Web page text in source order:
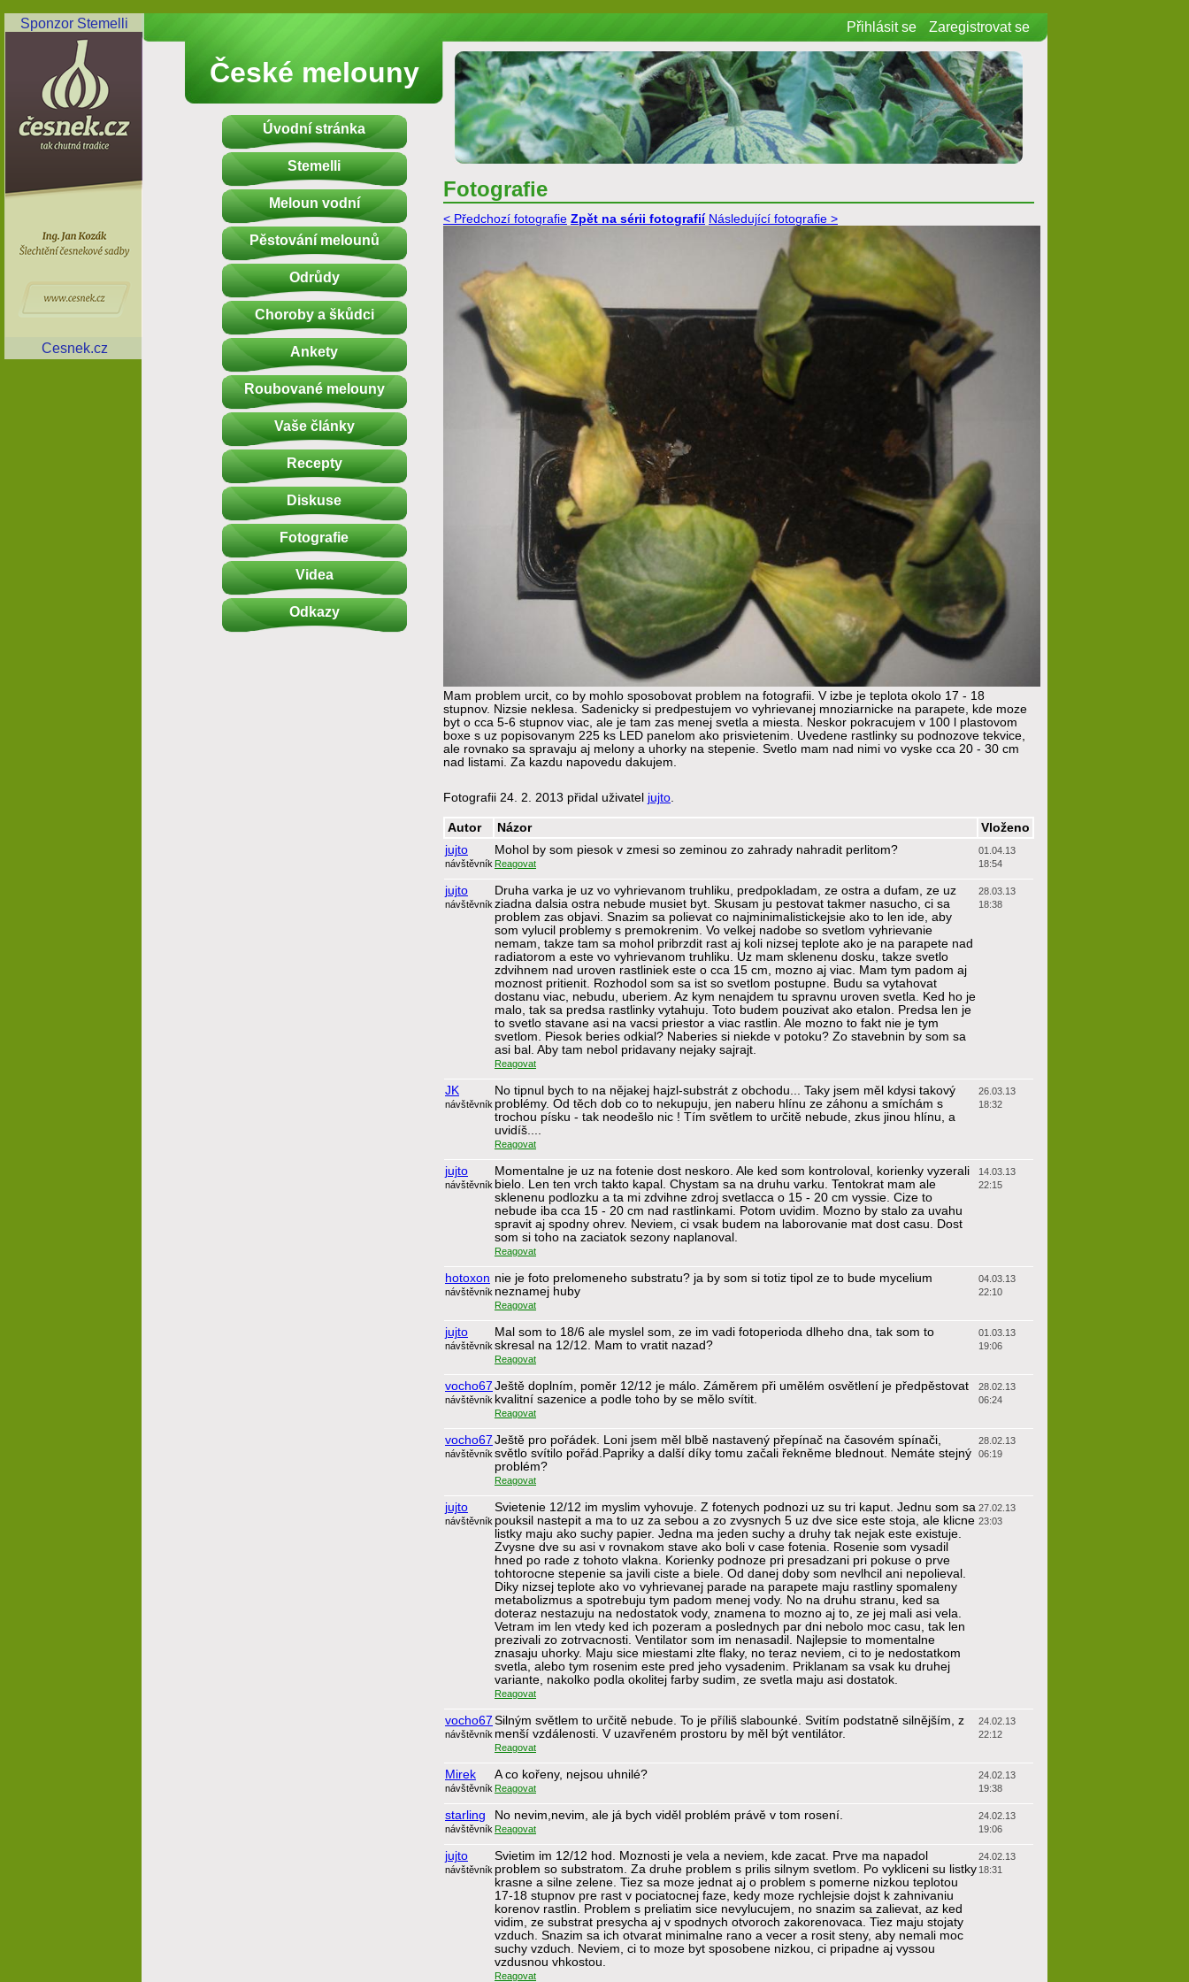
České melouny
Přihlásit se Zaregistrovat se
Úvodní stránka
Stemelli
Meloun vodní
Pěstování melounů
Odrůdy
Choroby a škůdci
Ankety
Roubované melouny
Vaše články
Recepty
Diskuse
Fotografie
Videa
Odkazy
Sponzor Stemelli
Cesnek.cz
Fotografie
< Předchozí fotografie Zpět na sérii fotografií Následující fotografie >
Mam problem urcit, co by mohlo sposobovat problem na fotografii. V izbe je teplota okolo 17 - 18
stupnov. Nizsie neklesa. Sadenicky si predpestujem vo vyhrievanej mnoziarnicke na parapete, kde moze
byt o cca 5-6 stupnov viac, ale je tam zas menej svetla a miesta. Neskor pokracujem v 100 l plastovom
boxe s uz popisovanym 225 ks LED panelom ako prisvietenim. Uvedene rastlinky su podnozove tekvice,
ale rovnako sa spravaju aj melony a uhorky na stepenie. Svetlo mam nad nimi vo vyske cca 20 - 30 cm
nad listami. Za kazdu napovedu dakujem.
Fotografii 24. 2. 2013 přidal uživatel jujto.
Autor Názor
Vloženo
jujto
návštěvník
Mohol by som piesok v zmesi so zeminou zo zahrady nahradit perlitom?
Reagovat
01.04.13
18:54
jujto
návštěvník
Druha varka je uz vo vyhrievanom truhliku, predpokladam, ze ostra a dufam, ze uz
ziadna dalsia ostra nebude musiet byt. Skusam ju pestovat takmer nasucho, ci sa
problem zas objavi. Snazim sa polievat co najminimalistickejsie ako to len ide, aby
som vylucil problemy s premokrenim. Vo velkej nadobe so svetlom vyhrievanie
nemam, takze tam sa mohol pribrzdit rast aj koli nizsej teplote ako je na parapete nad
radiatorom a este vo vyhrievanom truhliku. Uz mam sklenenu dosku, takze svetlo
zdvihnem nad uroven rastliniek este o cca 15 cm, mozno aj viac. Mam tym padom aj
moznost pritienit. Rozhodol som sa ist so svetlom postupne. Budu sa vytahovat
dostanu viac, nebudu, uberiem. Az kym nenajdem tu spravnu uroven svetla. Ked ho je
malo, tak sa predsa rastlinky vytahuju. Toto budem pouzivat ako etalon. Predsa len je
to svetlo stavane asi na vacsi priestor a viac rastlin. Ale mozno to fakt nie je tym
svetlom. Piesok beries odkial? Naberies si niekde v potoku? Zo stavebnin by som sa
asi bal. Aby tam nebol pridavany nejaky sajrajt.
Reagovat
28.03.13
18:38
JK
návštěvník
No tipnul bych to na nějakej hajzl-substrát z obchodu... Taky jsem měl kdysi takový
problémy. Od těch dob co to nekupuju, jen naberu hlínu ze záhonu a smíchám s
trochou písku - tak neodešlo nic ! Tím světlem to určitě nebude, zkus jinou hlínu, a
uvidíš....
Reagovat
26.03.13
18:32
jujto
návštěvník
Momentalne je uz na fotenie dost neskoro. Ale ked som kontroloval, korienky vyzerali
bielo. Len ten vrch takto kapal. Chystam sa na druhu varku. Tentokrat mam ale
sklenenu podlozku a ta mi zdvihne zdroj svetlacca o 15 - 20 cm vyssie. Cize to
nebude iba cca 15 - 20 cm nad rastlinkami. Potom uvidim. Mozno by stalo za uvahu
spravit aj spodny ohrev. Neviem, ci vsak budem na laborovanie mat dost casu. Dost
som si toho na zaciatok sezony naplanoval.
Reagovat
14.03.13
22:15
hotoxon
návštěvník
nie je foto prelomeneho substratu? ja by som si totiz tipol ze to bude mycelium
neznamej huby
Reagovat
04.03.13
22:10
jujto
návštěvník
Mal som to 18/6 ale myslel som, ze im vadi fotoperioda dlheho dna, tak som to
skresal na 12/12. Mam to vratit nazad?
Reagovat
01.03.13
19:06
vocho67
návštěvník
Ještě doplním, poměr 12/12 je málo. Záměrem při umělém osvětlení je předpěstovat
kvalitní sazenice a podle toho by se mělo svítit.
Reagovat
28.02.13
06:24
vocho67
návštěvník
Ještě pro pořádek. Loni jsem měl blbě nastavený přepínač na časovém spínači,
světlo svítilo pořád.Papriky a další díky tomu začali řekněme blednout. Nemáte stejný
problém?
Reagovat
28.02.13
06:19
jujto
návštěvník
Svietenie 12/12 im myslim vyhovuje. Z fotenych podnozi uz su tri kaput. Jednu som sa
pouksil nastepit a ma to uz za sebou a zo zvysnych 5 uz dve sice este stoja, ale klicne
listky maju ako suchy papier. Jedna ma jeden suchy a druhy tak nejak este existuje.
Zvysne dve su asi v rovnakom stave ako boli v case fotenia. Rosenie som vysadil
hned po rade z tohoto vlakna. Korienky podnoze pri presadzani pri pokuse o prve
tohtorocne stepenie sa javili ciste a biele. Od danej doby som nevlhcil ani nepolieval.
Diky nizsej teplote ako vo vyhrievanej parade na parapete maju rastliny spomaleny
metabolizmus a spotrebuju tym padom menej vody. No na druhu stranu, ked sa
doteraz nestazuju na nedostatok vody, znamena to mozno aj to, ze jej mali asi vela.
Vetram im len vtedy ked ich pozeram a poslednych par dni nebolo moc casu, tak len
prezivali zo zotrvacnosti. Ventilator som im nenasadil. Najlepsie to momentalne
znasaju uhorky. Maju sice miestami zlte flaky, no teraz neviem, ci to je nedostatkom
svetla, alebo tym rosenim este pred jeho vysadenim. Priklanam sa vsak ku druhej
variante, nakolko podla okolitej farby sudim, ze svetla maju asi dostatok.
Reagovat
27.02.13
23:03
vocho67
návštěvník
Silným světlem to určitě nebude. To je příliš slabounké. Svitím podstatně silnějším, z
menší vzdálenosti. V uzavřeném prostoru by měl být ventilátor.
Reagovat
24.02.13
22:12
Mirek
návštěvník
A co kořeny, nejsou uhnilé?
Reagovat
24.02.13
19:38
starling
návštěvník
No nevim,nevim, ale já bych viděl problém právě v tom rosení.
Reagovat
24.02.13
19:06
jujto
návštěvník
Svietim im 12/12 hod. Moznosti je vela a neviem, kde zacat. Prve ma napadol
problem so substratom. Za druhe problem s prilis silnym svetlom. Po vykliceni su listky
krasne a silne zelene. Tiez sa moze jednat aj o problem s pomerne nizkou teplotou
17-18 stupnov pre rast v pociatocnej faze, kedy moze rychlejsie dojst k zahnivaniu
korenov rastlin. Problem s preliatim sice nevylucujem, no snazim sa zalievat, az ked
vidim, ze substrat presycha aj v spodnych otvoroch zakorenovaca. Tiez maju stojaty
vzduch. Snazim sa ich otvarat minimalne rano a vecer a rosit steny, aby nemali moc
suchy vzduch. Neviem, ci to moze byt sposobene nizkou, ci pripadne aj vyssou
vzdusnou vhkostou.
Reagovat
24.02.13
18:31